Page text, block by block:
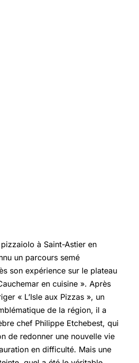
à Saint-Astier en
un parcours semé
son expérience sur le plateau
en cuisine ». Après
« L’Isle aux Pizzas », un
de la région, il a
chef Philippe Etchebest, qui
de redonner une nouvelle vie
en difficulté. Mais une